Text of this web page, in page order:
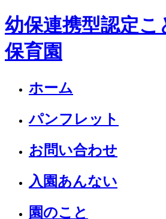
幼保連携型認定こ
保育園
ホーム
パンフレット
お問い合わせ
入園あんない
園のこと